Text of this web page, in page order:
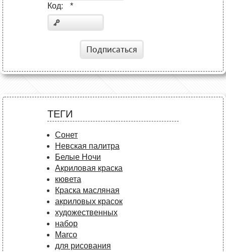
Код: *
Подписаться
ТЕГИ
Сонет
Невская палитра
Белые Ночи
Акриловая краска
кювета
Краска масляная
акриловых красок
художественных
набор
Marco
для рисования